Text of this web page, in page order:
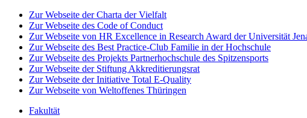
Zur Webseite der Charta der Vielfalt
Zur Webseite des Code of Conduct
Zur Webseite von HR Excellence in Research Award der Universität
Zur Webseite des Best Practice-Club Familie in der Hochschule
Zur Webseite des Projekts Partnerhochschule des Spitzensports
Zur Webseite der Stiftung Akkreditierungsrat
Zur Webseite der Initiative Total E-Quality
Zur Webseite von Weltoffenes Thüringen
Fakultät